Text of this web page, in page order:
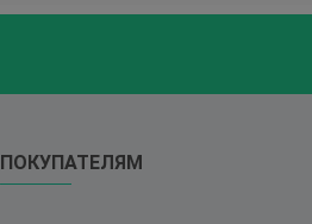
ПОКУПАТЕЛЯМ